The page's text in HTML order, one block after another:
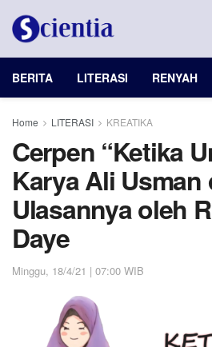
BERITA LITERASI RENYAH
Home LITERASI KREATIKA
Cerpen “Ketika
Karya Ali Usman
Ulasannya oleh
Daye
Minggu, 18/4/21 | 07:00 WIB